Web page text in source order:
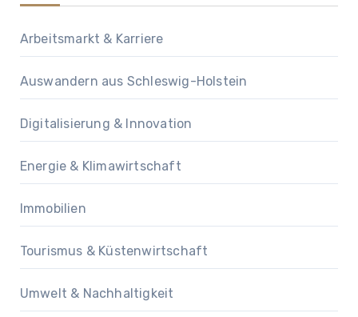
Arbeitsmarkt & Karriere
Auswandern aus Schleswig-Holstein
Digitalisierung & Innovation
Energie & Klimawirtschaft
Immobilien
Tourismus & Küstenwirtschaft
Umwelt & Nachhaltigkeit